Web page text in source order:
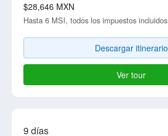
$28,646 MXN
Hasta 6 MSI, todos los impuestos incluidos
Descargar itinerario
Ver tour
9 días